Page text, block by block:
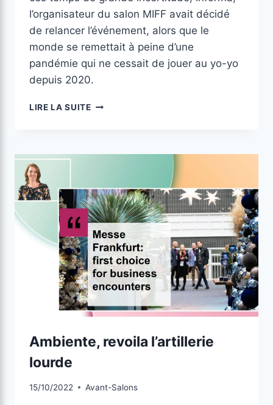
l’organisateur du salon MIFF avait décidé
de relancer l’événement, alors que le
monde se remettait à peine d’une
pandémie qui ne cessait de jouer au yo-yo
depuis 2020.
LIRE LA SUITE
Ambiente, revoila l’artillerie
lourde
15/10/2022 Avant-Salons